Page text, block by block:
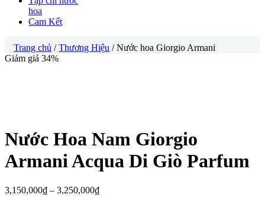
hoa
Cam Kết
Trang chủ /Thương Hiệu / Nước hoa Giorgio Armani
Giảm giá 34%
Nước Hoa Nam Giorgio
Armani Acqua Di Giò Parfum
3,150,000₫ – 3,250,000₫